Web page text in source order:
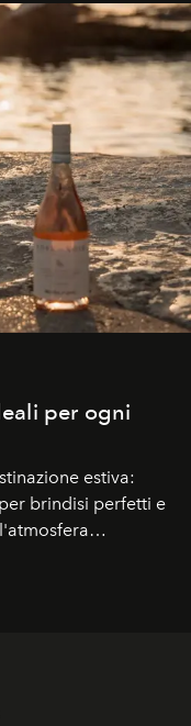
per ogni
estiva:
brindisi perfetti e